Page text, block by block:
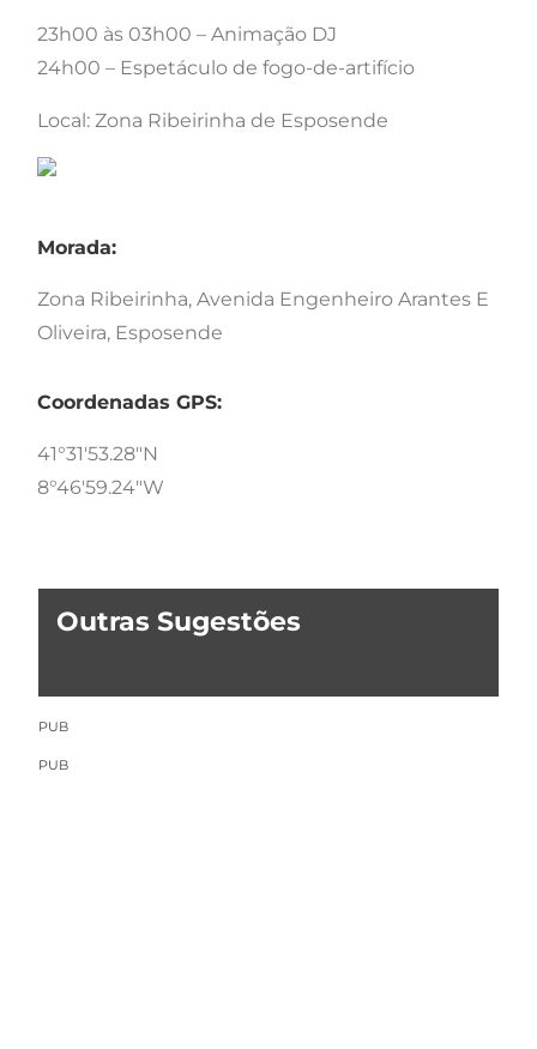
23h00 às 03h00 – Animação DJ
24h00 – Espetáculo de fogo-de-artifício
Local: Zona Ribeirinha de Esposende
Morada:
Zona Ribeirinha, Avenida Engenheiro Arantes E
Oliveira, Esposende
Coordenadas GPS:
41°31'53.28"N
8°46'59.24"W
Outras Sugestões
PUB
PUB